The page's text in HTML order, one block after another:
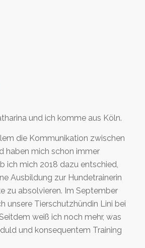
und ich komme aus Köln.
die Kommunikation zwischen
haben mich schon immer
ich mich 2018 dazu entschied,
Ausbildung zur Hundetrainerin
zu absolvieren. Im September
unsere Tierschutzhündin Lini bei
weiß ich noch mehr, was
und konsequentem Training